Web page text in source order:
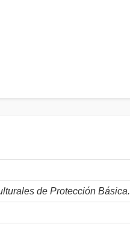
de Protección